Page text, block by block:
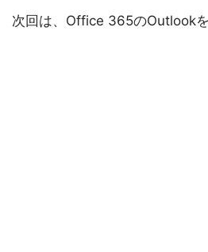
次回は、Office 365のOutlookを